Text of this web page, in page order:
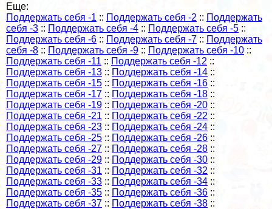
Еще:
Поддержать себя -1 :: Поддержать себя -2 :: Поддержать
себя -3 :: Поддержать себя -4 :: Поддержать себя -5 ::
Поддержать себя -6 :: Поддержать себя -7 :: Поддержать
себя -8 :: Поддержать себя -9 :: Поддержать себя -10 ::
Поддержать себя -11 :: Поддержать себя -12 ::
Поддержать себя -13 :: Поддержать себя -14 ::
Поддержать себя -15 :: Поддержать себя -16 ::
Поддержать себя -17 :: Поддержать себя -18 ::
Поддержать себя -19 :: Поддержать себя -20 ::
Поддержать себя -21 :: Поддержать себя -22 ::
Поддержать себя -23 :: Поддержать себя -24 ::
Поддержать себя -25 :: Поддержать себя -26 ::
Поддержать себя -27 :: Поддержать себя -28 ::
Поддержать себя -29 :: Поддержать себя -30 ::
Поддержать себя -31 :: Поддержать себя -32 ::
Поддержать себя -33 :: Поддержать себя -34 ::
Поддержать себя -35 :: Поддержать себя -36 ::
Поддержать себя -37 :: Поддержать себя -38 ::